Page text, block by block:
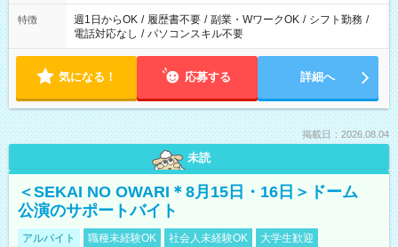
特徴 週1日からOK / 履歴書不要 / 副業・WワークOK / シフト勤務 /
電話対応なし / パソコンスキル不要
気になる！ 応募する 詳細へ
掲載日：2026.08.04
未読
＜SEKAI NO OWARI＊8月15日・16日＞ドーム
公演のサポートバイト
アルバイト 職種未経験OK 社会人未経験OK
大学生歓迎